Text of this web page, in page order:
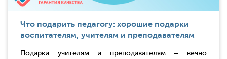
Что подарить педагогу: хорошие подарки
воспитателям, учителям и преподавателям
Подарки учителям и преподавателям – вечно